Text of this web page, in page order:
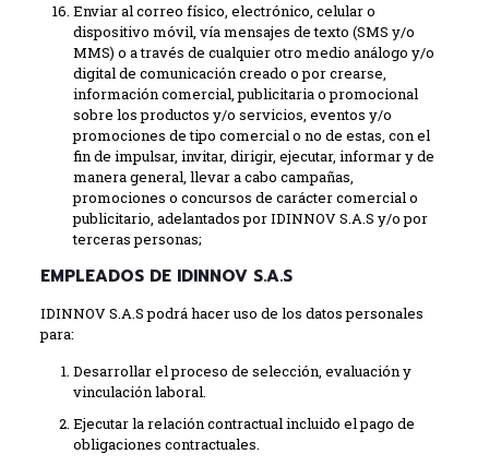
Enviar al correo físico, electrónico, celular o
dispositivo móvil, vía mensajes de texto (SMS y/o
MMS) o a través de cualquier otro medio análogo y/o
digital de comunicación creado o por crearse,
información comercial, publicitaria o promocional
sobre los productos y/o servicios, eventos y/o
promociones de tipo comercial o no de estas, con el
fin de impulsar, invitar, dirigir, ejecutar, informar y de
manera general, llevar a cabo campañas,
promociones o concursos de carácter comercial o
publicitario, adelantados por IDINNOV S.A.S y/o por
terceras personas;
EMPLEADOS DE IDINNOV S.A.S
IDINNOV S.A.S podrá hacer uso de los datos personales
para:
Desarrollar el proceso de selección, evaluación y
vinculación laboral.
Ejecutar la relación contractual incluido el pago de
obligaciones contractuales.